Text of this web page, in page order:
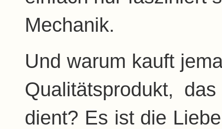
Mechanik.
Und warum kauft
Qualitätsprodukt,
dient? Es ist die